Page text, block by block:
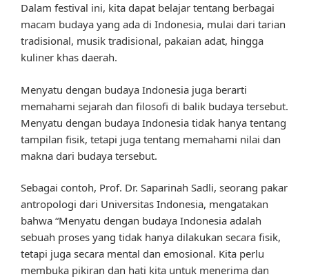
Dalam festival ini, kita dapat belajar tentang berbagai
macam budaya yang ada di Indonesia, mulai dari tarian
tradisional, musik tradisional, pakaian adat, hingga
kuliner khas daerah.
Menyatu dengan budaya Indonesia juga berarti
memahami sejarah dan filosofi di balik budaya tersebut.
Menyatu dengan budaya Indonesia tidak hanya tentang
tampilan fisik, tetapi juga tentang memahami nilai dan
makna dari budaya tersebut.
Sebagai contoh, Prof. Dr. Saparinah Sadli, seorang pakar
antropologi dari Universitas Indonesia, mengatakan
bahwa “Menyatu dengan budaya Indonesia adalah
sebuah proses yang tidak hanya dilakukan secara fisik,
tetapi juga secara mental dan emosional. Kita perlu
membuka pikiran dan hati kita untuk menerima dan